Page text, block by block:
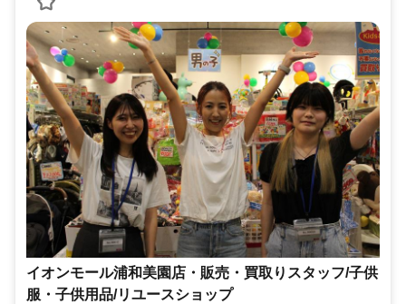
イオンモール浦和美園店・販売・買取りスタッフ/子供
服・子供用品/リユースショップ